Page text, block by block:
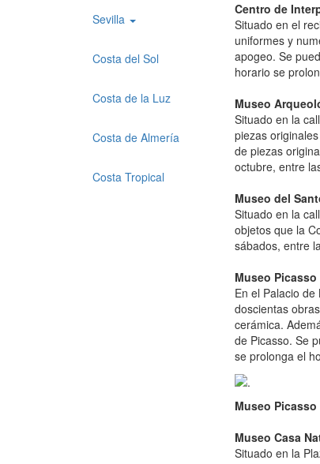
Centro de
Situado en el
uniformes y
apogeo. Se
horario se
Museo
Situado en la
piezas
de piezas
octubre, entre
Museo del
Situado en la
objetos que la
sábados, entre
Museo Picasso
En el Palacio
doscientas
cerámica.
de Picasso. Se
se prolonga el
Museo Picasso
Museo Casa
Situado en la
Sevilla
Costa del Sol
Costa de la Luz
Costa de Almería
Costa Tropical